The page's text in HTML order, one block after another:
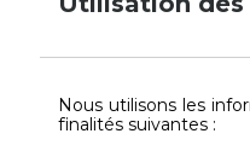
Nous utilisons les
finalités suivantes :